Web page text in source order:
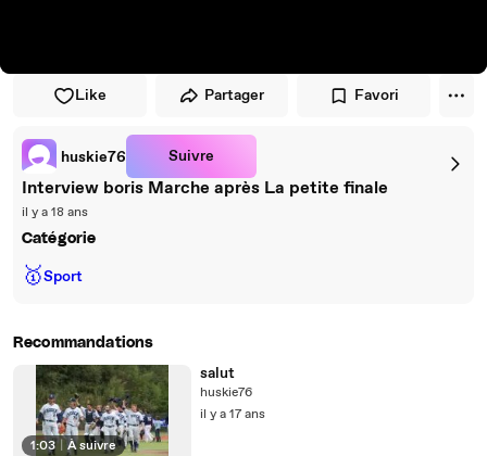
Like Partager Favori
huskie76 Suivre
Interview boris Marche après La petite finale
il y a 18 ans
Catégorie
🥇Sport
Recommandations
1:03 À suivre
salut
huskie76
il y a 17 ans